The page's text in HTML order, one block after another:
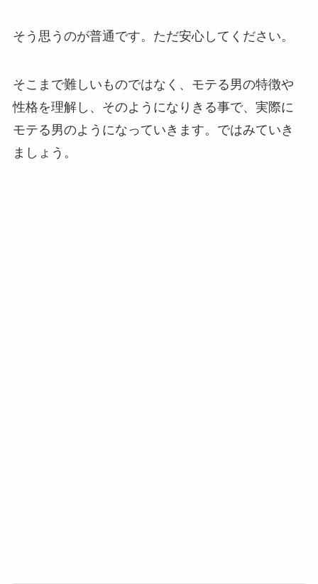
そう思うのが普通です。ただ安心してください。
そこまで難しいものではなく、モテる男の特徴や
性格を理解し、そのようになりきる事で、実際に
モテる男のようになっていきます。ではみていき
ましょう。